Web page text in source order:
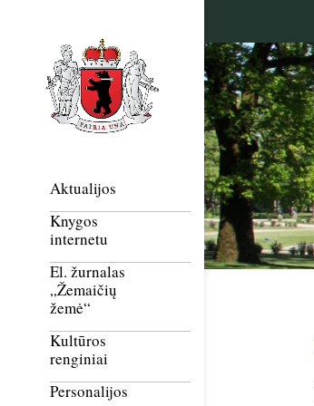
Aktualijos
Knygos
internetu
El. žurnalas
„Žemaičių
žemė“
Kultūros
renginiai
Personalijos